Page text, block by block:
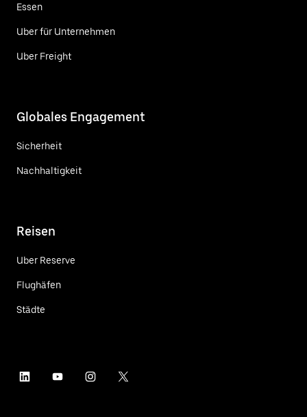
Essen
Uber für Unternehmen
Uber Freight
Globales Engagement
Sicherheit
Nachhaltigkeit
Reisen
Uber Reserve
Flughäfen
Städte